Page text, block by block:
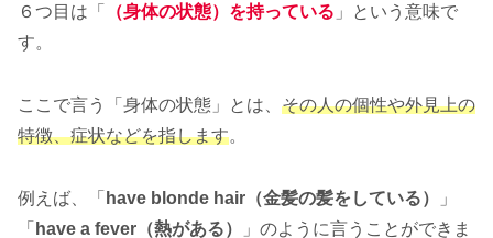
６つ目は「 （身体の状態）を持っている 」という意味で
す。
ここで言う「身体の状態」とは、 その人の個性や外見上の
特徴、症状などを指します。
例えば、「 have blonde hair（金髪の髪をしている）
」
「 have a fever（熱がある）
」のように言うことができま